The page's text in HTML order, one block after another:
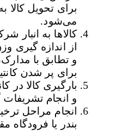
برای تحویل کالا
می‌شود.
کالاها به انبار
از اندازه گیری
و تطابق با
برای پر شدن
و انجام
انجام مراحل
بندر یا فرودگاه